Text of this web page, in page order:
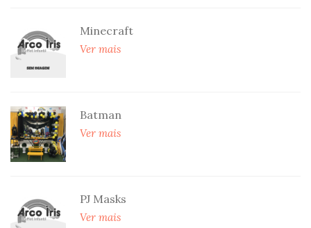
Minecraft
Ver mais
Batman
Ver mais
PJ Masks
Ver mais